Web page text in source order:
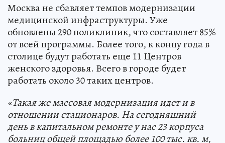
Москва не сбавляет темпов модернизации
медицинской инфраструктуры. Уже
обновлены 290 поликлиник, что составляет 85%
от всей программы. Более того, к концу года в
столице будут работать еще 11 Центров
женского здоровья. Всего в городе будет
работать около 30 таких центров.
«Такая же массовая модернизация идет и в
отношении стационаров. На сегодняшний
день в капитальном ремонте у нас 23 корпуса
больниц общей площадью более 100 тыс. кв. м,